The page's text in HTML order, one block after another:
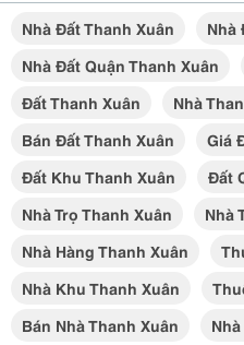
Nhà Đất Thanh Xuân
Nhà
Nhà Đất Quận Thanh Xuân
Đất Thanh Xuân
Nhà
Bán Đất Thanh Xuân
Giá
Đất Khu Thanh Xuân
Đất
Nhà Trọ Thanh Xuân
Nhà
Nhà Hàng Thanh Xuân
Nhà Khu Thanh Xuân
Bán Nhà Thanh Xuân